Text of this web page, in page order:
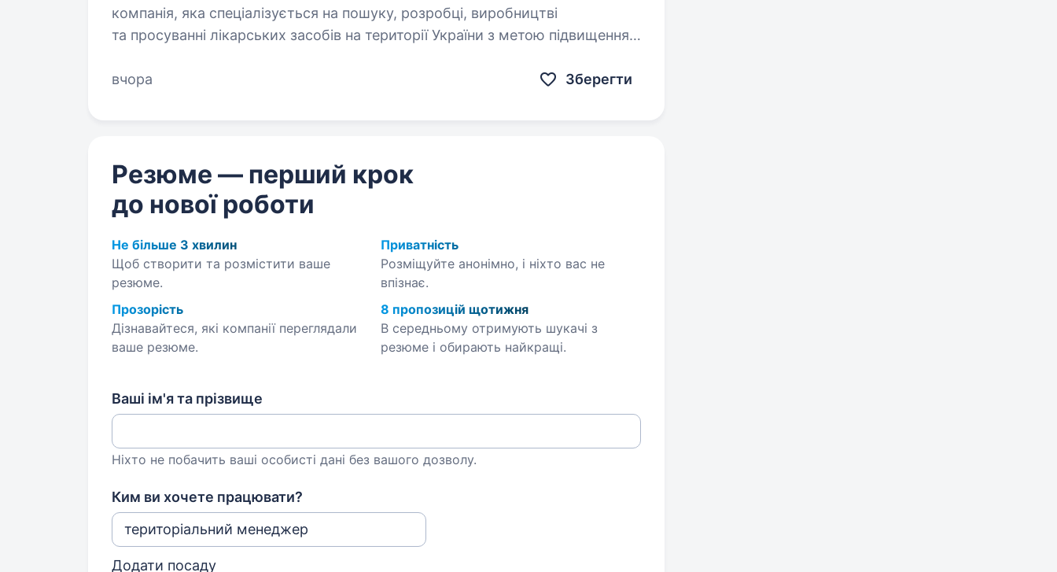
компанія, яка спеціалізується на пошуку, розробці, виробництві
та просуванні лікарських засобів на території України з метою підвищення
до довгострокового…
вчора Зберегти
Резюме — перший крок
до нової роботи
Не більше 3 хвилин
Щоб створити та розмістити ваше
резюме.
Приватність
Розміщуйте анонімно, і ніхто вас не
впізнає.
Прозорість
Дізнавайтеся, які компанії переглядали
ваше резюме.
8 пропозицій щотижня
В середньому отримують шукачі з
резюме і обирають найкращі.
Ваші ім'я та прізвище
Ніхто не побачить ваші особисті дані без вашого дозволу.
Ким ви хочете працювати?
Додати посаду